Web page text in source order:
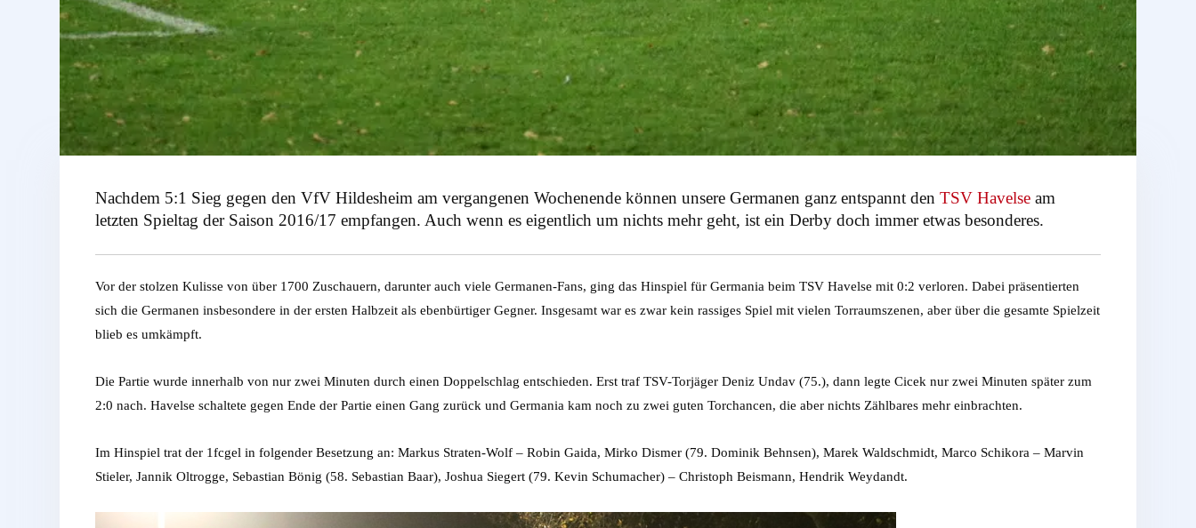
Nachdem 5:1 Sieg gegen den VfV Hildesheim am vergangenen Wochenende können unsere Germanen ganz entspannt den TSV Havelse am
letzten Spieltag der Saison 2016/17 empfangen. Auch wenn es eigentlich um nichts mehr geht, ist ein Derby doch immer etwas besonderes.
Vor der stolzen Kulisse von über 1700 Zuschauern, darunter auch viele Germanen-Fans, ging das Hinspiel für Germania beim TSV Havelse mit 0:2 verloren. Dabei präsentierten
sich die Germanen insbesondere in der ersten Halbzeit als ebenbürtiger Gegner. Insgesamt war es zwar kein rassiges Spiel mit vielen Torraumszenen, aber über die gesamte Spielzeit
blieb es umkämpft.
Die Partie wurde innerhalb von nur zwei Minuten durch einen Doppelschlag entschieden. Erst traf TSV-Torjäger Deniz Undav (75.), dann legte Cicek nur zwei Minuten später zum
2:0 nach. Havelse schaltete gegen Ende der Partie einen Gang zurück und Germania kam noch zu zwei guten Torchancen, die aber nichts Zählbares mehr einbrachten.
Im Hinspiel trat der 1fcgel in folgender Besetzung an: Markus Straten-Wolf – Robin Gaida, Mirko Dismer (79. Dominik Behnsen), Marek Waldschmidt, Marco Schikora – Marvin
Stieler, Jannik Oltrogge, Sebastian Bönig (58. Sebastian Baar), Joshua Siegert (79. Kevin Schumacher) – Christoph Beismann, Hendrik Weydandt.